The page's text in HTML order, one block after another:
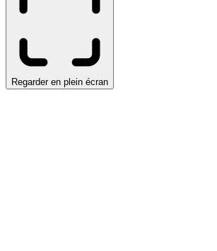
Regarder en plein écran